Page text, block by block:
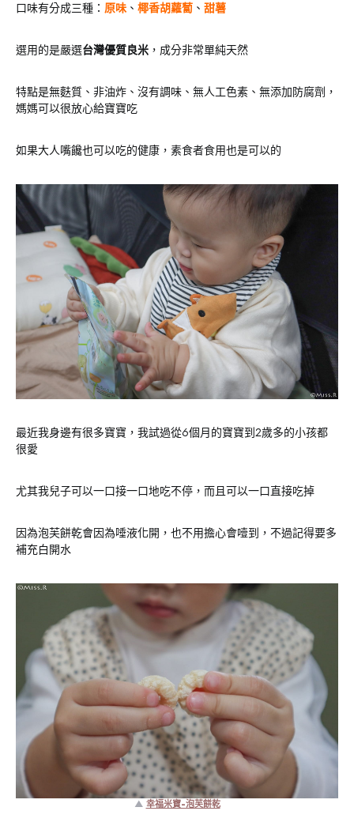
口味有分成三種： 原味 、 椰香胡蘿˙蔔 、 甜薯
選用的是嚴選台灣優質良米 ，成分非常單純天然
特點是無麩質、非油炸、沒有調味、無人工色素、無添加防腐劑，
媽媽可以很放心給寶寶吃
如果大人嘴饞也可以吃的健康，素食者食用也是可以的
最近我身邊有很多寶寶，我試過從6個月的寶寶到2歲多的小孩都
很愛
尤其我兒子可以一口接一口地吃不停，而且可以一口直接吃掉
因為泡芙餅乾會因為唾液化開，也不用擔心會噎到，不過記得要多
補充白開水
▲ 幸福米寶-泡芙餅乾